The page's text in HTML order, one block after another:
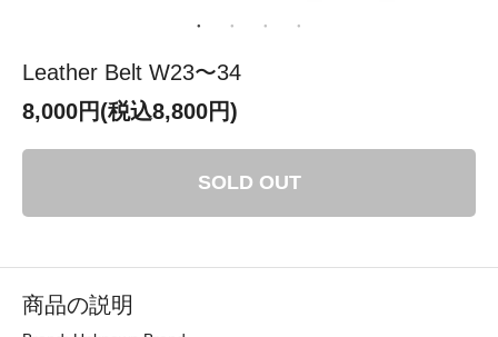
Leather Belt W23〜34
8,000円(税込8,800円)
SOLD OUT
商品の説明